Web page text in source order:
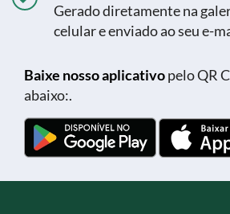
Gerado diretamente na
celular e enviado ao seu e-
Baixe nosso aplicativopelo QR
abaixo:.